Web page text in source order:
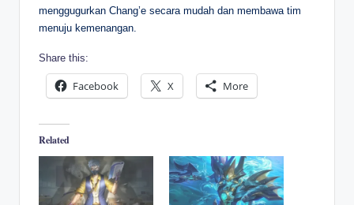
menggugurkan Chang’e secara mudah dan membawa tim
menuju kemenangan.
Share this:
Facebook X More
Related